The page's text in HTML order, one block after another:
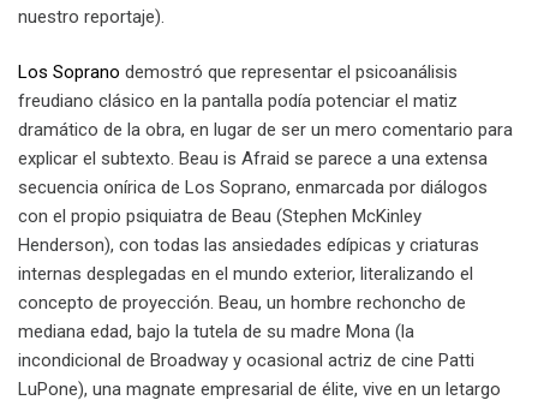
nuestro reportaje).
Los Soprano demostró que representar el psicoanálisis
freudiano clásico en la pantalla podía potenciar el matiz
dramático de la obra, en lugar de ser un mero comentario para
explicar el subtexto. Beau is Afraid se parece a una extensa
secuencia onírica de Los Soprano, enmarcada por diálogos
con el propio psiquiatra de Beau (Stephen McKinley
Henderson), con todas las ansiedades edípicas y criaturas
internas desplegadas en el mundo exterior, literalizando el
concepto de proyección. Beau, un hombre rechoncho de
mediana edad, bajo la tutela de su madre Mona (la
incondicional de Broadway y ocasional actriz de cine Patti
LuPone), una magnate empresarial de élite, vive en un letargo